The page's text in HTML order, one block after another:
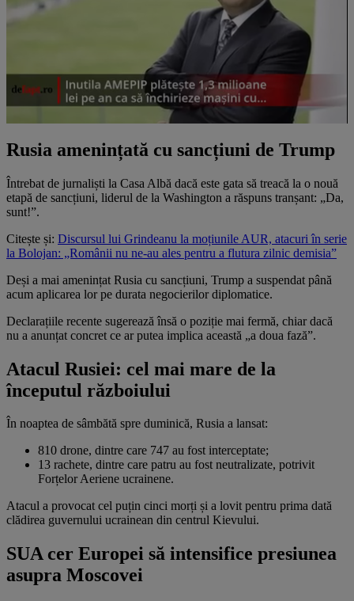
Rusia amenințată cu sancțiuni de Trump
Întrebat de jurnaliști la Casa Albă dacă este gata să treacă la o nouă
etapă de sancțiuni, liderul de la Washington a răspuns tranșant: „Da,
sunt!”.
Citește și: Discursul lui Grindeanu la moțiunile AUR, atacuri în serie
la Bolojan: „Românii nu ne-au ales pentru a flutura zilnic demisia”
Deși a mai amenințat Rusia cu sancțiuni, Trump a suspendat până
acum aplicarea lor pe durata negocierilor diplomatice.
Declarațiile recente sugerează însă o poziție mai fermă, chiar dacă
nu a anunțat concret ce ar putea implica această „a doua fază”.
Atacul Rusiei: cel mai mare de la
începutul războiului
În noaptea de sâmbătă spre duminică, Rusia a lansat:
810 drone, dintre care 747 au fost interceptate;
13 rachete, dintre care patru au fost neutralizate, potrivit
Forțelor Aeriene ucrainene.
Atacul a provocat cel puțin cinci morți și a lovit pentru prima dată
clădirea guvernului ucrainean din centrul Kievului.
SUA cer Europei să intensifice presiunea
asupra Moscovei